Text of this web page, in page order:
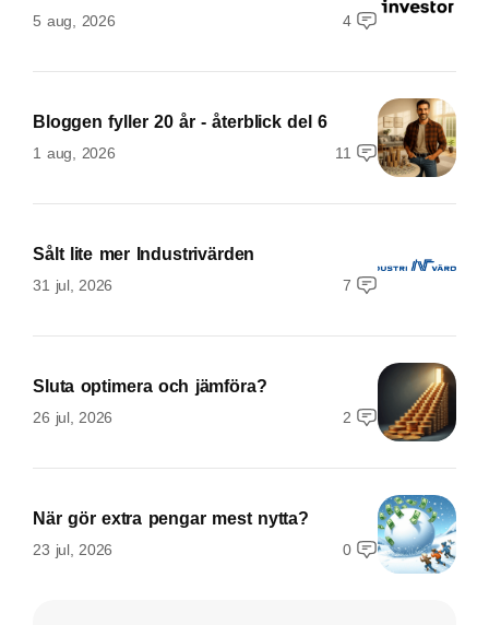
5 aug, 2026 4
Bloggen fyller 20 år - återblick del 6
1 aug, 2026 11
Sålt lite mer Industrivärden
31 jul, 2026 7
Sluta optimera och jämföra?
26 jul, 2026 2
När gör extra pengar mest nytta?
23 jul, 2026 0